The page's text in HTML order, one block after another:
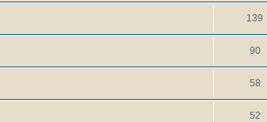
139
90
58
52